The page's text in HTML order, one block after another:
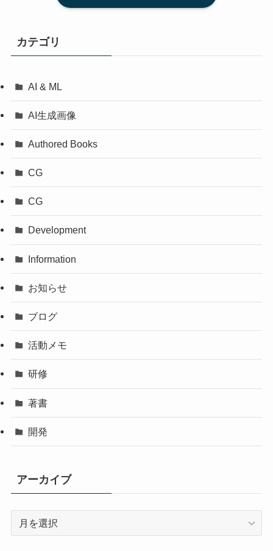
カテゴリ
AI & ML
AI生成画像
Authored Books
CG
CG
Development
Information
お知らせ
ブログ
活動メモ
研修
著書
開発
アーカイブ